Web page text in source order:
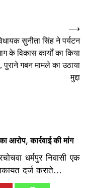
सुनीता सिंह ने पर्यटन
के विकास कार्यों का किया
पुराने गबन मामले का उठाया
मुद्दा
⟶
कार्रवाई की मांग
धर्मपुर निवासी एक
दर्ज कराते…